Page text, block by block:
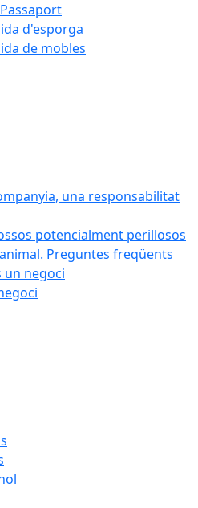
d'esporga
de mobles
una responsabilitat
potencialment perillosos
Preguntes freqüents
un negoci